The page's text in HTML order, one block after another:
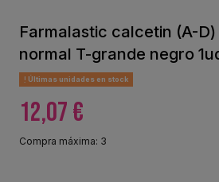
Farmalastic calcetin (A-
normal T-grande negro
Últimas unidades en stock
12,07 €
Compra máxima: 3